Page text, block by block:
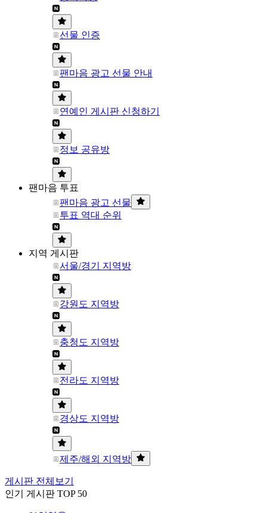
선물 인증
팬마음 광고 선물 안내
연예인 게시판 신청하기
정보 공유방
팬마음 투표
팬마음 광고 선물
투표 역대 순위
지역 게시판
서울/경기 지역방
강원도 지역방
충청도 지역방
전라도 지역방
경상도 지역방
제주/해외 지역방
게시판 전체보기
인기 게시판 TOP 50